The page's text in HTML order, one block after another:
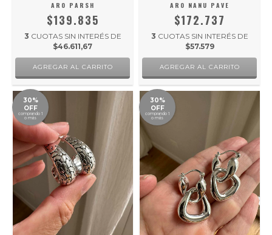
ARO PARSH
$139.835
3 CUOTAS SIN INTERÉS DE
$46.611,67
ARO NANU PAVE
$172.737
3 CUOTAS SIN INTERÉS DE
$57.579
30%
OFF
comprando 1
o más
30%
OFF
comprando 1
o más